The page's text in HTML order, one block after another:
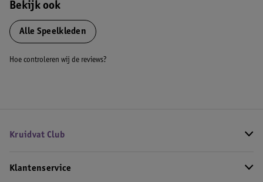
Bekijk ook
Alle Speelkleden
Hoe controleren wij de reviews?
Kruidvat Club
Klantenservice